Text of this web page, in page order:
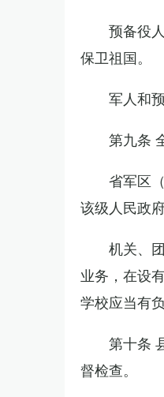
预备役
保卫祖国。
军人和
第九条
省军区
该级人民政
机关、
业务，在设
学校应当有
第十条
督检查。